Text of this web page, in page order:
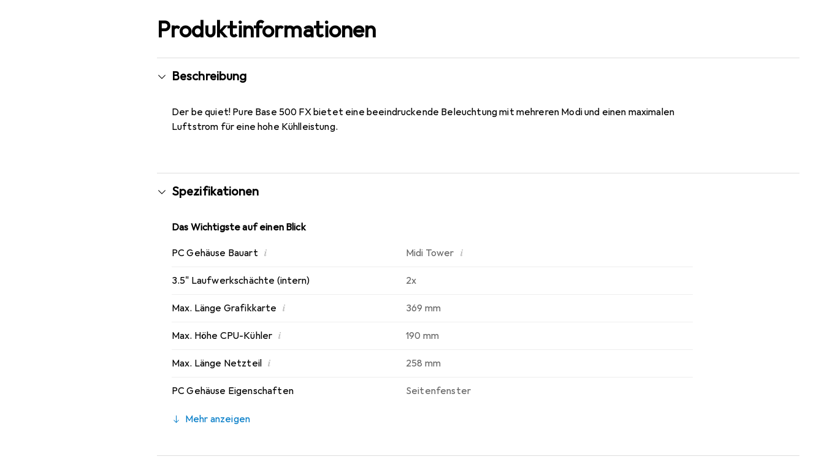
Produktinformationen
Beschreibung
Der be quiet! Pure Base 500 FX bietet eine beeindruckende Beleuchtung mit mehreren Modi und einen maximalen
Luftstrom für eine hohe Kühlleistung.
Spezifikationen
Das Wichtigste auf einen Blick
PC Gehäuse Bauart i Midi Tower i
3.5" Laufwerkschächte (intern) 2x
Max. Länge Grafikkarte i 369 mm
Max. Höhe CPU-Kühler i 190 mm
Max. Länge Netzteil i 258 mm
PC Gehäuse Eigenschaften Seitenfenster
Mehr anzeigen